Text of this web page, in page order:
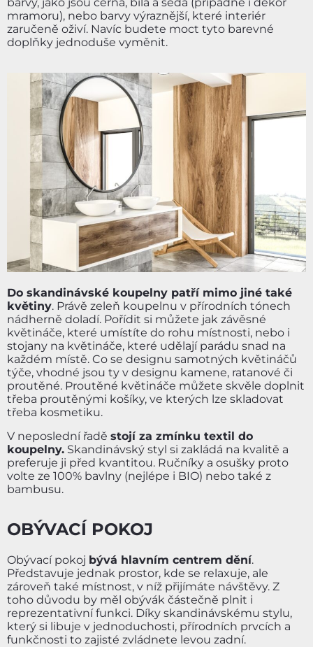
mramoru), nebo barvy výraznější, které interiér
zaručeně oživí. Navíc budete moct tyto barevné
doplňky jednoduše vyměnit.
Do skandinávské koupelny patří mimo jiné také
květiny. Právě zeleň koupelnu v přírodních tónech
nádherně doladí. Pořídit si můžete jak závěsné
květináče, které umístíte do rohu místnosti, nebo i
stojany na květináče, které udělají parádu snad na
každém místě. Co se designu samotných květináčů
týče, vhodné jsou ty v designu kamene, ratanové či
proutěné. Proutěné květináče můžete skvěle doplnit
třeba proutěnými košíky, ve kterých lze skladovat
třeba kosmetiku.
V neposlední řadě stojí za zmínku textil do
koupelny. Skandinávský styl si zakládá na kvalitě a
preferuje ji před kvantitou. Ručníky a osušky proto
volte ze 100% bavlny (nejlépe i BIO) nebo také z
bambusu.
OBÝVACÍ POKOJ
Obývací pokoj bývá hlavním centrem dění.
Představuje jednak prostor, kde se relaxuje, ale
zároveň také místnost, v níž přijímáte návštěvy. Z
toho důvodu by měl obývák částečně plnit i
reprezentativní funkci. Díky skandinávskému stylu,
který si libuje v jednoduchosti, přírodních prvcích a
funkčnosti to zajisté zvládnete levou zadní.